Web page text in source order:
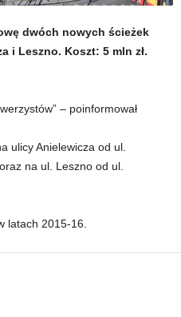
dwóch nowych ścieżek
i Leszno. Koszt: 5 mln zł.
– poinformował
ulicy Anielewicza od ul.
na ul. Leszno od ul.
latach 2015-16.